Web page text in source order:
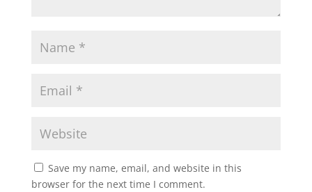
Save my name, email, and website in this
browser for the next time I comment.